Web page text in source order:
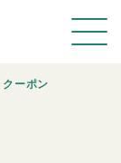
クーポン